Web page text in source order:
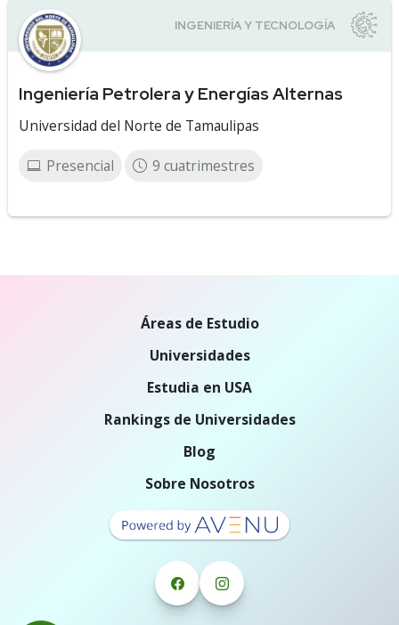
Ingeniería Petrolera y Energías Alternas
Universidad del Norte de Tamaulipas
Presencial 9 cuatrimestres
Áreas de Estudio
Universidades
Estudia en USA
Rankings de Universidades
Blog
Sobre Nosotros